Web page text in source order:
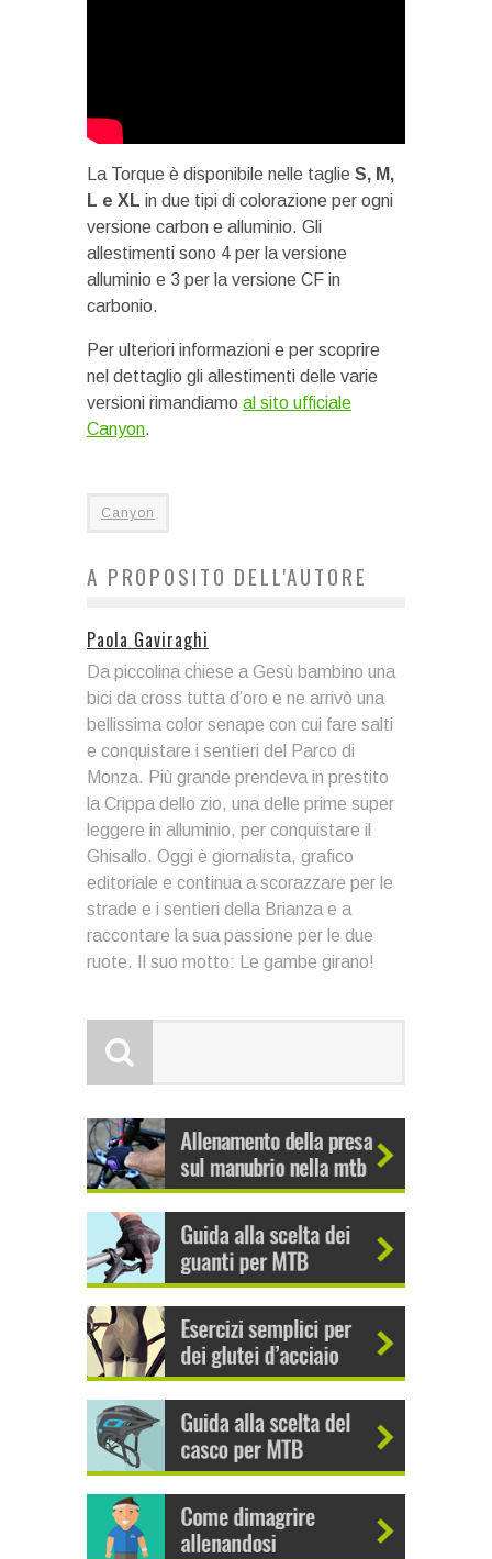
La Torque è disponibile nelle taglie S, M,
L e XL in due tipi di colorazione per ogni
versione carbon e alluminio. Gli
allestimenti sono 4 per la versione
alluminio e 3 per la versione CF in
carbonio.
Per ulteriori informazioni e per scoprire
nel dettaglio gli allestimenti delle varie
versioni rimandiamo al sito ufficiale
Canyon.
Canyon
A PROPOSITO DELL'AUTORE
Paola Gaviraghi
Da piccolina chiese a Gesù bambino una
bici da cross tutta d’oro e ne arrivò una
bellissima color senape con cui fare salti
e conquistare i sentieri del Parco di
Monza. Più grande prendeva in prestito
la Crippa dello zio, una delle prime super
leggere in alluminio, per conquistare il
Ghisallo. Oggi è giornalista, grafico
editoriale e continua a scorazzare per le
strade e i sentieri della Brianza e a
raccontare la sua passione per le due
ruote. Il suo motto: Le gambe girano!